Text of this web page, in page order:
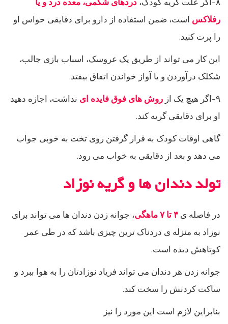
۸-اگر علت گریه کودک،
دردهای شکمی، معده درد و یا
رفلاکس است، ضمن استفاده از دارو برای دقایقی حواس او
را پرت کنید.
این کار می تواند از طریق یک عروسک، اسباب بازی جالب،
شکلک درآوردن و یا آواز خواندن اتفاق بیفتد.
۹-اگر هیچ یک از روش های فوق فایده ای نداشت، اجازه دهید
او برای دقایقی گریه کند.
گاهی اوقات کودک به قرار گرفتن روی تخت به خوبی جواب
می دهد و بعد از دقایقی به خواب می رود.
تولد دندان ها و گریه نوزاد
در فاصله ی
، جوانه زدن دندان ها می تواند برای
نوزاد به منزله ی دردناک ترین چیزی باشد که در طی عمر
کوتاهش دیده است.
جوانه زدن هر دندان می تواند فریاد نوزادتان را به هوا ببرد و
ساکت کردنش را سخت کند.
بنابراین لازم است این مورد را نیز